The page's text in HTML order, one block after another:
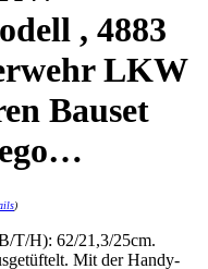
, 4883
LKW
Bauset
)
T/H): 62/21,3/25cm.
Mit der Handy-